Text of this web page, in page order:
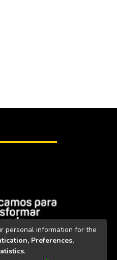
2023
personal information for the
Preferences,
.